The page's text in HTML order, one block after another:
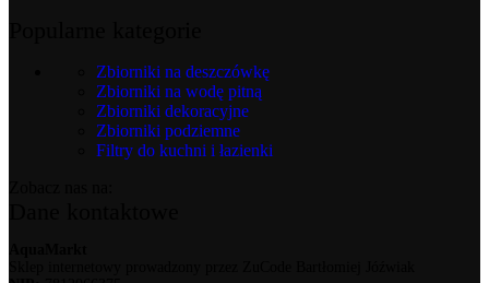
Zbiorniki na deszczówkę
Zbiorniki na wodę pitną
Zbiorniki dekoracyjne
Zbiorniki podziemne
Filtry do kuchni i łazienki